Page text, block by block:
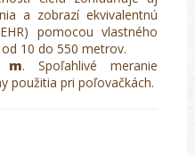
a zobrazí ekvivalentnú
pomocou vlastného
10 do 550 metrov.
m. Spoľahlivé meranie
použitia pri poľovačkách.